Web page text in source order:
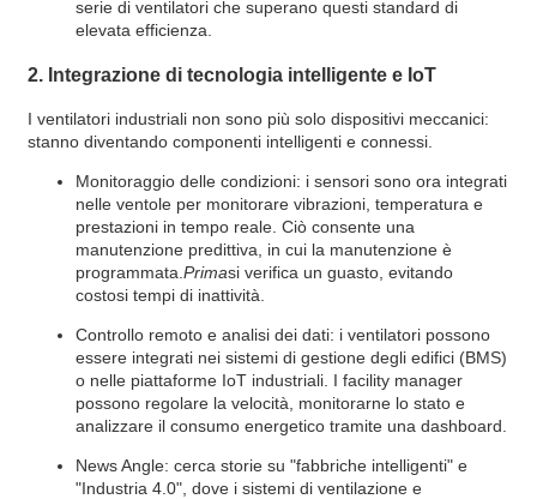
serie di ventilatori che superano questi standard di
elevata efficienza.
2. Integrazione di tecnologia intelligente e IoT
I ventilatori industriali non sono più solo dispositivi meccanici:
stanno diventando componenti intelligenti e connessi.
Monitoraggio delle condizioni: i sensori sono ora integrati
nelle ventole per monitorare vibrazioni, temperatura e
prestazioni in tempo reale. Ciò consente una
manutenzione predittiva, in cui la manutenzione è
programmata. Primasi verifica un guasto, evitando
costosi tempi di inattività.
Controllo remoto e analisi dei dati: i ventilatori possono
essere integrati nei sistemi di gestione degli edifici (BMS)
o nelle piattaforme IoT industriali. I facility manager
possono regolare la velocità, monitorarne lo stato e
analizzare il consumo energetico tramite una dashboard.
News Angle: cerca storie su "fabbriche intelligenti" e
"Industria 4.0", dove i sistemi di ventilazione e